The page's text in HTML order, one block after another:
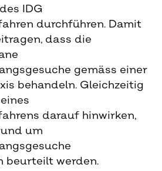
IDG
durchführen. Damit
dass die
gemäss einer
behandeln. Gleichzeitig
darauf hinwirken,
um
beurteilt werden.